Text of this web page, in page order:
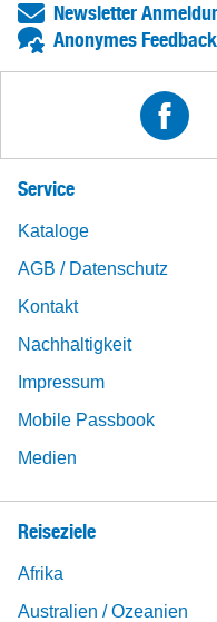
Newsletter
Anonymes
Service
Kataloge
AGB / Datenschutz
Kontakt
Nachhaltigkeit
Impressum
Mobile Passbook
Medien
Reiseziele
Afrika
Australien / Ozeanien